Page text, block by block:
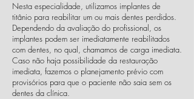
Nesta especialidade, utilizamos implantes de
titânio para reabilitar um ou mais dentes perdidos.
Dependendo da avaliação do profissional, os
implantes podem ser imediatamente reabilitados
com dentes, no qual, chamamos de carga imediata.
Caso não haja possibilidade da restauração
imediata, fazemos o planejamento prévio com
provisórios para que o paciente não saia sem os
dentes da clínica.